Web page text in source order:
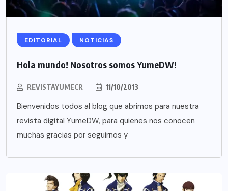
EDITORIAL NOTICIAS
Hola mundo! Nosotros somos YumeDW!
REVISTAYUMECR 11/10/2013
Bienvenidos todos al blog que abrimos para nuestra
revista digital YumeDW, para quienes nos conocen
muchas gracias por seguirnos y